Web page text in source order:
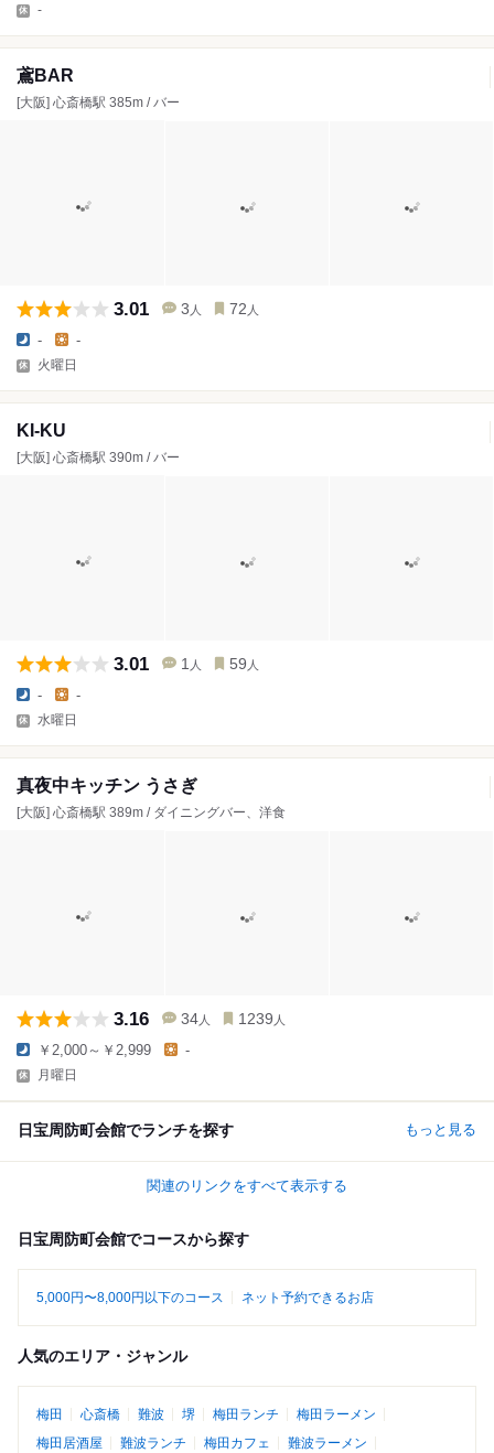
-
鳶BAR
[大阪] 心斎橋駅 385m / バー
3.01 3 人 72 人
- -
火曜日
KI-KU
[大阪] 心斎橋駅 390m / バー
3.01 1 人 59 人
- -
水曜日
真夜中キッチン うさぎ
[大阪] 心斎橋駅 389m / ダイニングバー、洋食
3.16 34 人 1239 人
￥2,000～￥2,999 -
月曜日
日宝周防町会館でランチを探す もっと見る
関連のリンクをすべて表示する
日宝周防町会館でコースから探す
5,000円〜8,000円以下のコース ネット予約できるお店
人気のエリア・ジャンル
梅田 心斎橋 難波 堺 梅田ランチ
梅田ラーメン
梅田居酒屋
難波ランチ 梅田カフェ
難波ラーメン